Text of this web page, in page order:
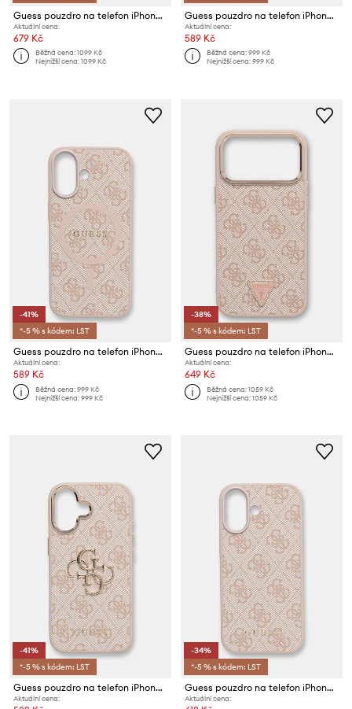
Guess pouzdro na telefon iPhone 17 Pro
Aktuální cena:
679 Kč
Běžná cena:1099 Kč
Nejnižší cena:1099 Kč
Guess pouzdro na telefon iPhone 17
Aktuální cena:
589 Kč
Běžná cena:999 Kč
Nejnižší cena:999 Kč
-41%
*-5 % s kódem: LST
Guess pouzdro na telefon iPhone 17
Aktuální cena:
589 Kč
Běžná cena:999 Kč
Nejnižší cena:999 Kč
-38%
*-5 % s kódem: LST
Guess pouzdro na telefon iPhone 17 Pro Max
Aktuální cena:
649 Kč
Běžná cena:1059 Kč
Nejnižší cena:1059 Kč
-41%
*-5 % s kódem: LST
Guess pouzdro na telefon iPhone 17
Aktuální cena:
-34%
*-5 % s kódem: LST
Guess pouzdro na telefon iPhone 17
Aktuální cena: